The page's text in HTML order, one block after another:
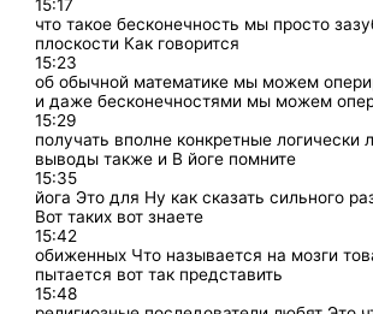
15:17
что такое бесконечность мы просто
плоскости Как говорится
15:23
об обычной математике мы можем
и даже бесконечностями мы можем
15:29
получать вполне конкретные логически
выводы также и В йоге помните
15:35
йога Это для Ну как сказать сильного
Вот таких вот знаете
15:42
обиженных Что называется на мозги
пытается вот так представить
15:48